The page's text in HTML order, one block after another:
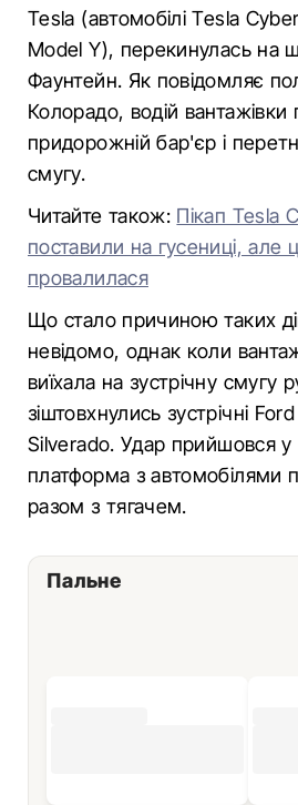
Tesla (автомобілі Tesla
Model Y), перекинулась на
Фаунтейн. Як повідомляє
Колорадо, водій вантажівки
придорожній бар'єр і
смугу.
Читайте також: Пікап Tesla
поставили на гусениці, але
провалилася
Що стало причиною таких
невідомо, однак коли
виїхала на зустрічну смугу
зіштовхнулись зустрічні
Silverado. Удар прийшовся у
платформа з автомобілями
разом з тягачем.
Пальне